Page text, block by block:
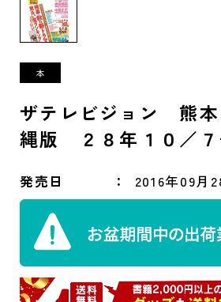
ザテレビジョン 熊本
縄版 ２８年１０／７
発売日 2016年09月